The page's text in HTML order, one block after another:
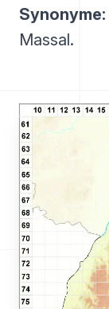
Synonyme:
Massal.